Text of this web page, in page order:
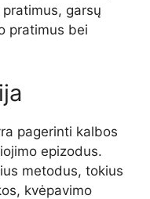
garsų
pratimus bei
pagerinti kalbos
epizodus.
metodus, tokius
kvėpavimo